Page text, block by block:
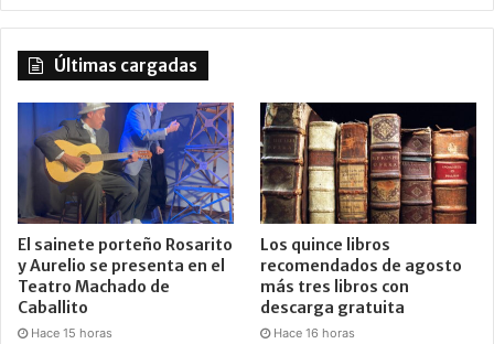
Últimas cargadas
El sainete porteño Rosarito
y Aurelio se presenta en el
Teatro Machado de
Caballito
Hace 15 horas
Los quince libros
recomendados de agosto
más tres libros con
descarga gratuita
Hace 16 horas